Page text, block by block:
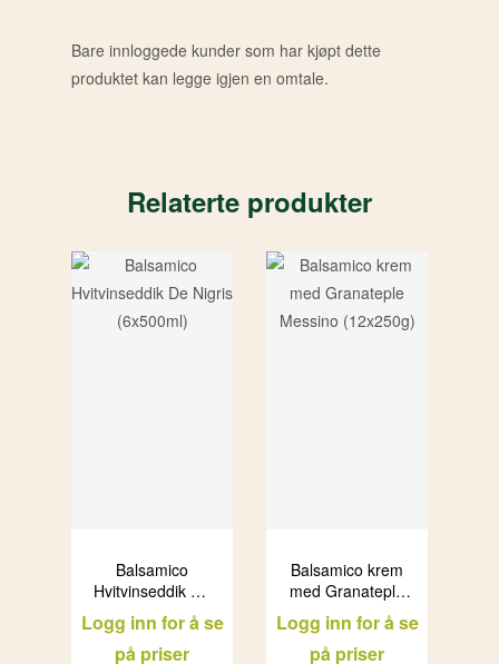
Bare innloggede kunder som har kjøpt dette
produktet kan legge igjen en omtale.
Relaterte produkter
Balsamico
Hvitvinseddik De
Nigris (6x500ml)
Logg inn for å se
på priser
Balsamico krem
med Granateple
Messino
(12x250g)
Logg inn for å se
på priser